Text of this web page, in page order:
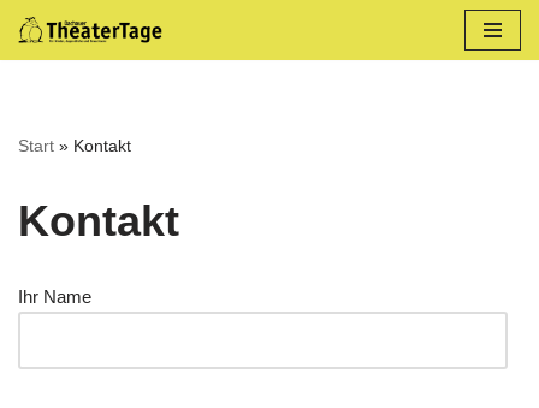
Zum
Start » Kontakt
Kontakt
Ihr Name